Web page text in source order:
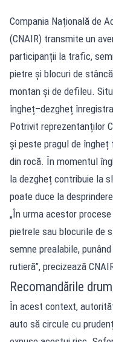
Compania Națională de
(CNAIR) transmite un
participanții la trafic,
pietre și blocuri de
montan și de defileu.
îngheț–dezgheț
Potrivit reprezentanților
și peste pragul de
din rocă. În momentul
la dezgheț contribuie la
poate duce la
„În urma acestor
pietrele sau blocurile de
semne prealabile,
rutieră”, precizează
Recomandările
În acest context,
auto să circule cu